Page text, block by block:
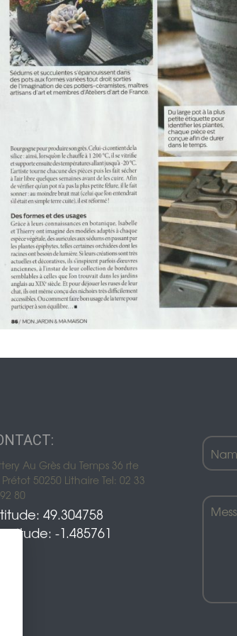
Décoration pour le jardin
Bordures de jardin
Créez votre mobile
pour animaux
Au Grès du Temps 36 rte
50250 Lithaire Tel: 02 33
80
49.304758
-1.485761